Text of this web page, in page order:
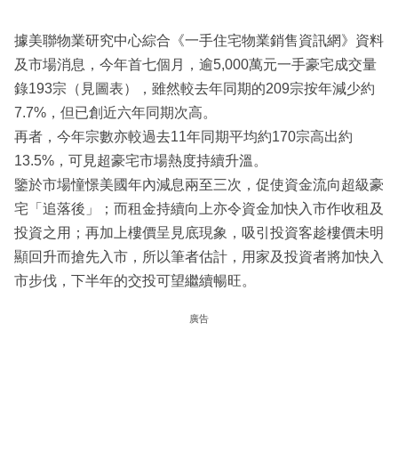
據美聯物業研究中心綜合《一手住宅物業銷售資訊網》資料
及市場消息，今年首七個月，逾5,000萬元一手豪宅成交量
錄193宗（見圖表），雖然較去年同期的209宗按年減少約
7.7%，但已創近六年同期次高。
再者，今年宗數亦較過去11年同期平均約170宗高出約
13.5%，可見超豪宅市場熱度持續升溫。
鑒於市場憧憬美國年內減息兩至三次，促使資金流向超級豪
宅「追落後」；而租金持續向上亦令資金加快入市作收租及
投資之用；再加上樓價呈見底現象，吸引投資客趁樓價未明
顯回升而搶先入市，所以筆者估計，用家及投資者將加快入
市步伐，下半年的交投可望繼續暢旺。
廣告